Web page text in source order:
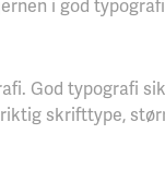
i god
God typografi
skrifttype,